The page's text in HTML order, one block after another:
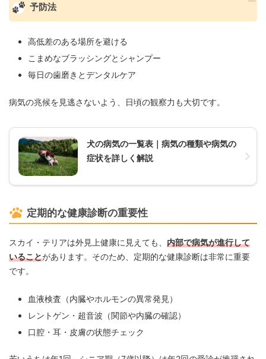
予防法
高低差のある場所を避ける
こまめなブラッシングとシャンプー
毎日の歯磨きとデンタルケア
病気の兆候を見逃さないよう、日頃の観察力も大切です。
犬の病気の一覧表｜病気の種類や病気の
症状を詳しく解説
定期的な健康診断の重要性
スカイ・テリアは外見上健康に見えても、 内部で病気が進行して
いることがあります。そのため、定期的な健康診断は非常に重要
です。
血液検査（内臓やホルモンの異常発見）
レントゲン・超音波（関節や内臓の確認）
口腔・耳・皮膚の状態チェック